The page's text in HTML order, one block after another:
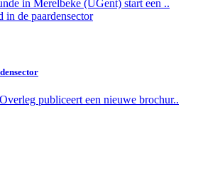
in Merelbeke (UGent) start een ..
publiceert een nieuwe brochur..